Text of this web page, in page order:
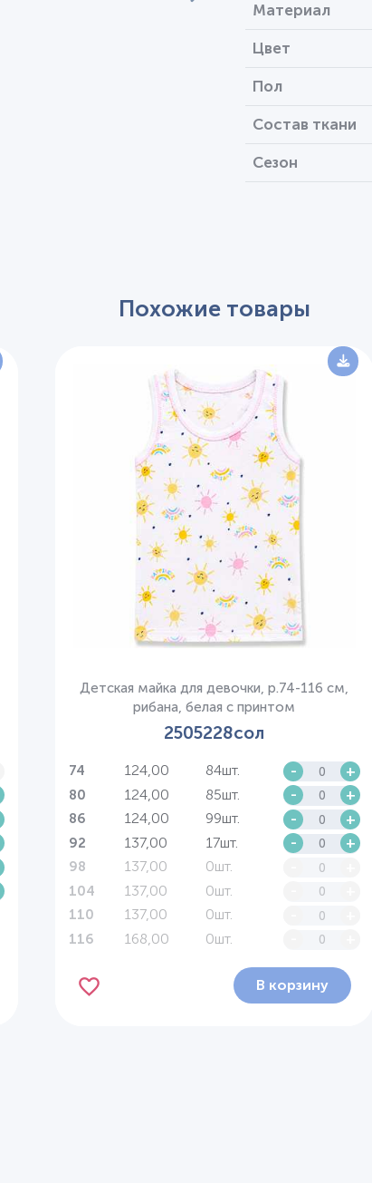
Материал
Цвет
Пол
Состав ткани
Сезон
Похожие товары
Детская майка для девочки, р.74-116 см,
рибана, белая с принтом
2505228сол
74 124,00 84шт. - +
80 124,00 85шт. - +
86 124,00 99шт. - +
92 137,00 17шт. - +
98 137,00 0шт.
104 137,00 0шт.
110 137,00 0шт.
116 168,00 0шт.
В корзину